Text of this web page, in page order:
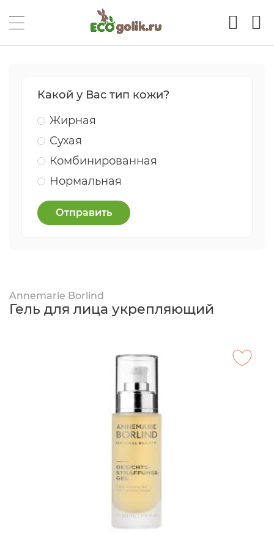
Какой у Вас тип кожи?
Жирная
Сухая
Комбинированная
Нормальная
Отправить
Annemarie Borlind
Гель для лица укрепляющий